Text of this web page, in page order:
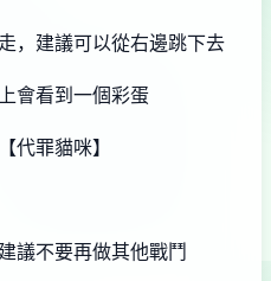
，建議可以從右邊跳下去
會看到一個彩蛋
代罪貓咪】
議不要再做其他戰鬥